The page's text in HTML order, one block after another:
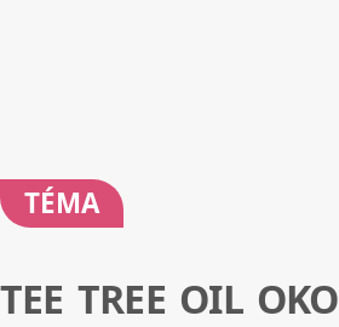
TÉMA
TEE TREE OIL OKO